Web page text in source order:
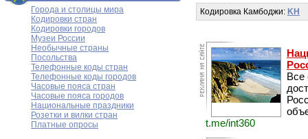
Города и столицы мира
Кодировки стран
Кодировки городов
Музеи России
Необычные страны
Посольства
Телефонные коды стран
Телефонные коды городов
Часовые пояса стран
Часовые пояса городов
Национальные праздники
Розетки и вилки стран
Платные опросы
Кодировка Камбоджи: KH
Все
t.me/int360